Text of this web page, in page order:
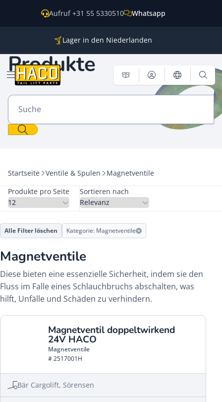
Lager in den Niederlanden
Weltweite Versendung
Aufruf +31 55 5330510 Whatsapp
Menü öffnen
Produkte
Suche
Startseite Ventile & Spulen
Magnetventile
Produkte pro Seite
Sortieren nach
Alle Filter löschen Kategorie: Magnetventile
Magnetventile
Diese bieten eine essenzielle Sicherheit, indem sie den
Fluss im Falle eines Schlauchbruchs abschalten, was
hilft, Unfälle und Schäden zu verhindern.
Magnetventil doppeltwirkend
24V HACO
Magnetventile
# 2517001H
Bär Cargolift, Sörensen